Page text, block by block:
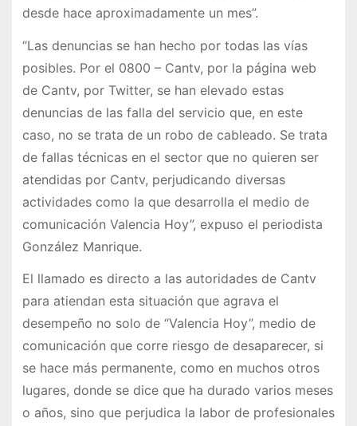
desde hace aproximadamente un mes”.
“Las denuncias se han hecho por todas las vías
posibles. Por el 0800 – Cantv, por la página web
de Cantv, por Twitter, se han elevado estas
denuncias de las falla del servicio que, en este
caso, no se trata de un robo de cableado. Se trata
de fallas técnicas en el sector que no quieren ser
atendidas por Cantv, perjudicando diversas
actividades como la que desarrolla el medio de
comunicación Valencia Hoy”, expuso el periodista
González Manrique.
El llamado es directo a las autoridades de Cantv
para atiendan esta situación que agrava el
desempeño no solo de “Valencia Hoy”, medio de
comunicación que corre riesgo de desaparecer, si
se hace más permanente, como en muchos otros
lugares, donde se dice que ha durado varios meses
o años, sino que perjudica la labor de profesionales